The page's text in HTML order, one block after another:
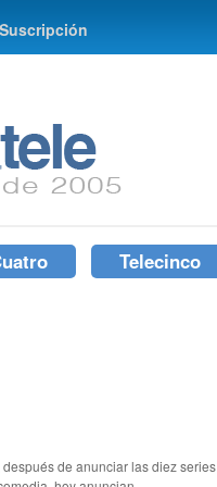
Suscripción
Telecinco
de anunciar las diez series